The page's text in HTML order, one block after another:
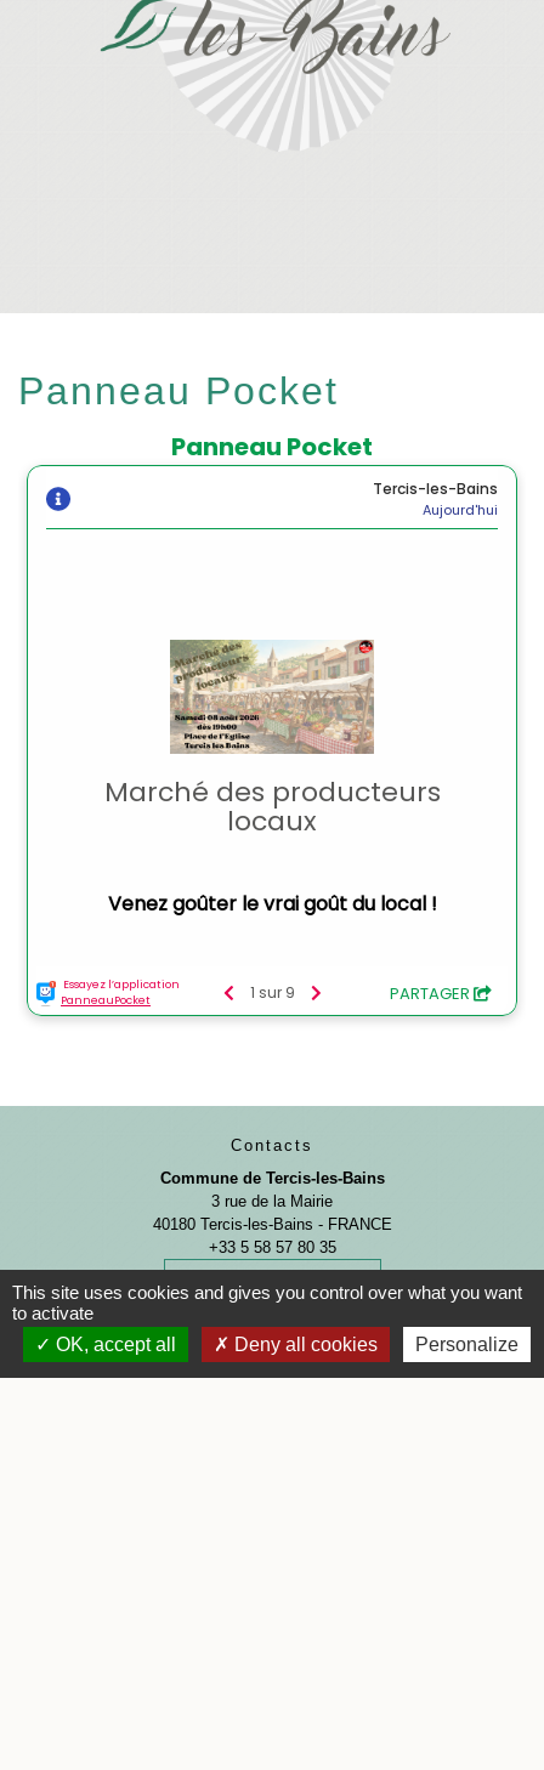
Panneau Pocket
Contacts
Commune de Tercis-les-Bains
3 rue de la Mairie
40180 Tercis-les-Bains - FRANCE
+33 5 58 57 80 35
Contact par formulaire
Horaires d'ouverture
This site uses cookies and gives you control over what you want
to activate
OK, accept all
Deny all cookies Personalize